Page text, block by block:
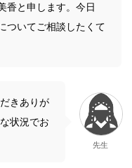
香と申します。今日
ついてご相談したくて
きありが
状況でお
先生